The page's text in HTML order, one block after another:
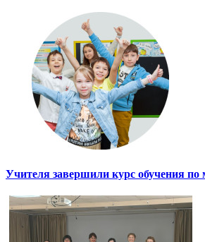
Учителя завершили курс обучения по